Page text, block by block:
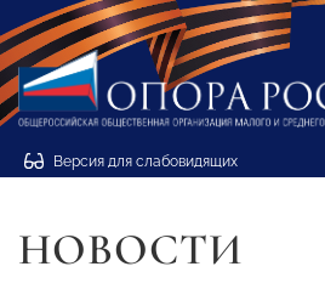
Версия для слабовидящих
НОВОСТИ